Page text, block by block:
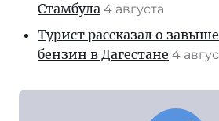
Стамбула 4 августа
Турист рассказал о
бензин в Дагестане 4